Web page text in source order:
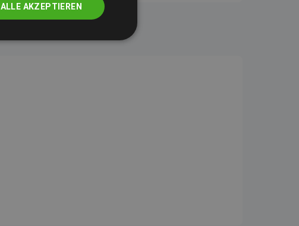
ALLE AKZEPTIEREN